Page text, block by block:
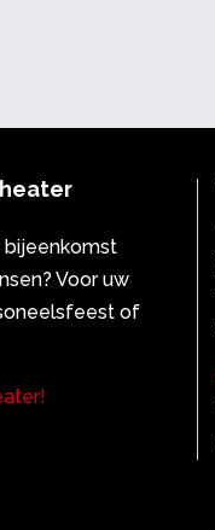
bijeenkomst
Voor uw
of